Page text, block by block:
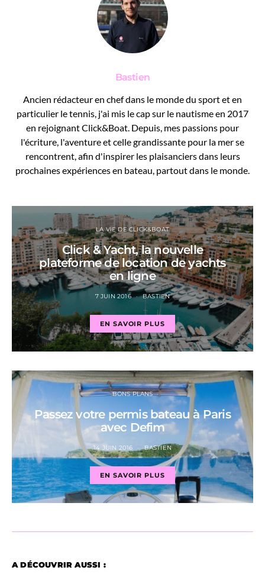
Bastien
Ancien rédacteur en chef dans le monde du sport et en
particulier le tennis, j'ai mis le cap sur le nautisme en 2017
en rejoignant Click&Boat. Depuis, mes passions pour
l'écriture, l'aventure et celle grandissante pour la mer se
rencontrent, afin d'inspirer les plaisanciers dans leurs
prochaines expériences en bateau, partout dans le monde.
LA VIE DE CLICK&BOAT
Click & Yacht, la nouvelle
plateforme de location de yachts
en ligne
7 JUIN 2016 BASTIEN
EN SAVOIR PLUS
BONS PLANS
Passez votre permis bateau à Paris
avec Defim
14 JUIN 2016 BASTIEN
EN SAVOIR PLUS
A DÉCOUVRIR AUSSI :